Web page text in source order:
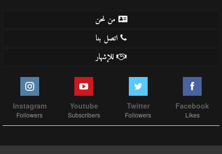
من نحن
اتصل بنا
للإشهار
Facebook
Likes
Twitter
Followers
Youtube
Subscribers
Instagram
Followers